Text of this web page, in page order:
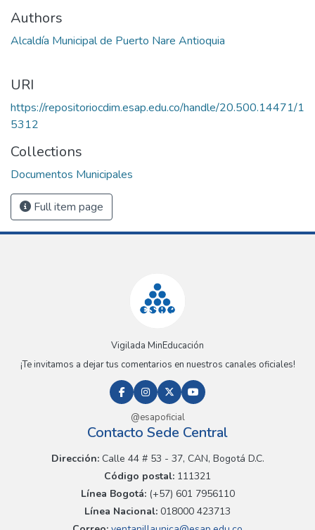
Authors
Alcaldía Municipal de Puerto Nare Antioquia
URI
https://repositoriocdim.esap.edu.co/handle/20.500.14471/1
5312
Collections
Documentos Municipales
Full item page
Vigilada MinEducación
¡Te invitamos a dejar tus comentarios en nuestros canales oficiales!
@esapoficial
Contacto Sede Central
Dirección:Calle 44 # 53 - 37, CAN, Bogotá D.C.
Código postal: 111321
Línea Bogotá:(+57) 601 7956110
Línea Nacional: 018000 423713